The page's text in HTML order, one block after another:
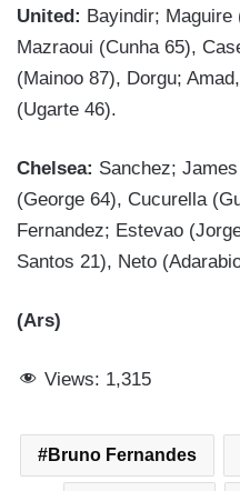
United: Bayindir; Maguire
Mazraoui (Cunha 65),
(Mainoo 87), Dorgu;
(Ugarte 46).
Chelsea: Sanchez;
(George 64), Cucurella
Fernandez; Estevao
Santos 21), Neto
(Ars)
Views: 1,315
Bruno Fernandes